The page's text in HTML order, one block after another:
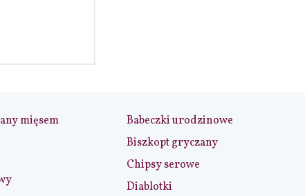
mięsem
Babeczki urodzinowe
Biszkopt gryczany
Chipsy serowe
Diablotki